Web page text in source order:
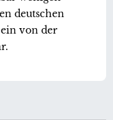
deutschen
von der